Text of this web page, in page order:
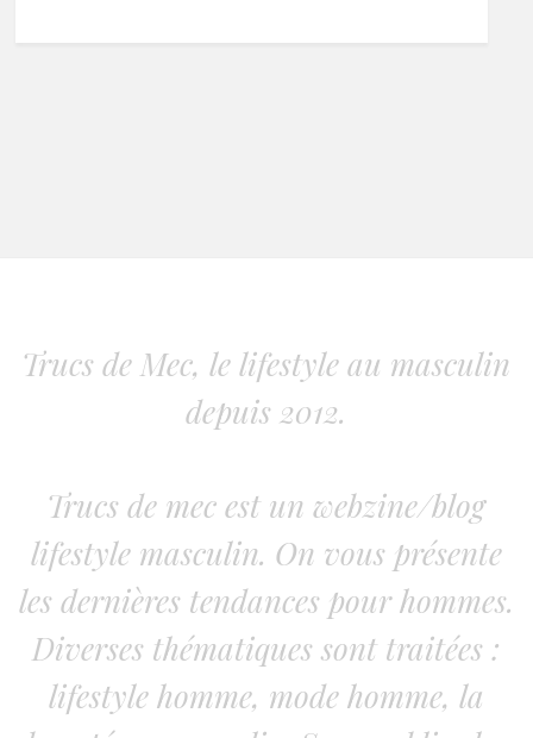
Trucs de Mec, le lifestyle au masculin
depuis 2012.
Trucs de mec est un webzine/blog
lifestyle masculin. On vous présente
les dernières tendances pour hommes.
Diverses thématiques sont traitées :
lifestyle homme, mode homme, la